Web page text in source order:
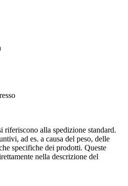
riferiscono alla spedizione standard.
ad es. a causa del peso, delle
specifiche dei prodotti. Queste
nella descrizione del